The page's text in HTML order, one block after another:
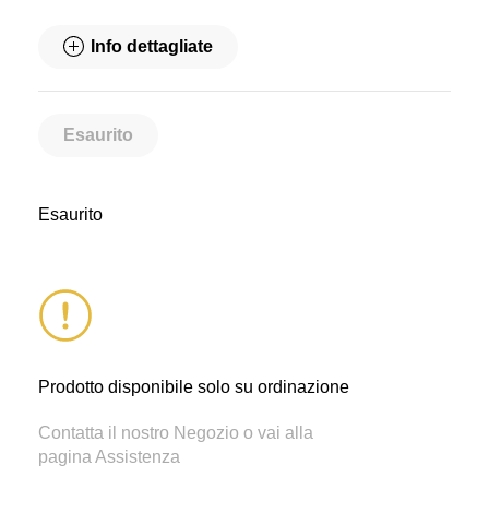
Info dettagliate
Esaurito
Esaurito
Prodotto disponibile solo su ordinazione
Contatta il nostro Negozio o vai alla
pagina Assistenza